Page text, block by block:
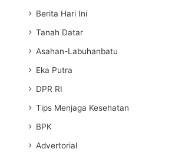
Berita Hari Ini
Tanah Datar
Asahan-Labuhanbatu
Eka Putra
DPR RI
Tips Menjaga Kesehatan
BPK
Advertorial